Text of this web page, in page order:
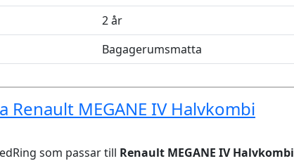
2 år
Bagagerumsmatta
Renault MEGANE IV Halvkombi
som passar till Renault MEGANE IV Halvkombi